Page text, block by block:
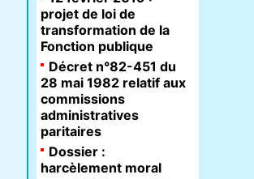
projet de loi de
transformation de la
Fonction publique
Décret n°82-451 du
28 mai 1982 relatif aux
commissions
administratives
paritaires
Dossier :
harcèlement moral